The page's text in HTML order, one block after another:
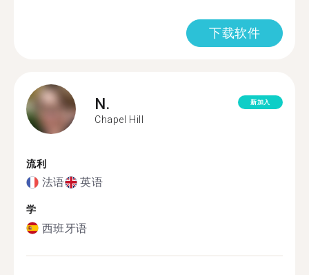
下载软件
N.
Chapel Hill
新加入
流利
法语 英语
学
西班牙语